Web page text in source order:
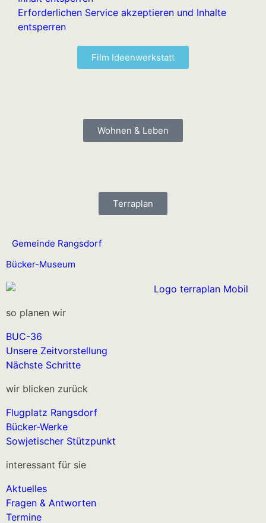
Erforderlichen Service akzeptieren und Inhalte
entsperren
Film Ideenwerkstatt
Wohnen & Leben
Terraplan
Gemeinde Rangsdorf
Bücker-Museum
so planen wir
BUC-36
Unsere Zeitvorstellung
Nächste Schritte
wir blicken zurück
Flugplatz Rangsdorf
Bücker-Werke
Sowjetischer Stützpunkt
interessant für sie
Aktuelles
Fragen & Antworten
Termine